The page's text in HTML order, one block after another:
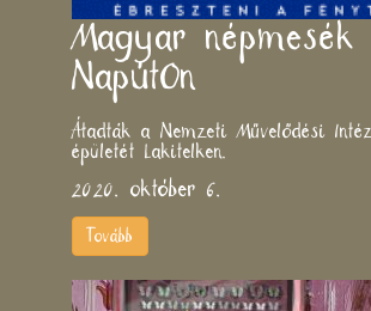
Magyar népmesék
NapútOn
Átadták a Nemzeti Művelődési
épületét Lakitelken.
2020. október 6.
Tovább